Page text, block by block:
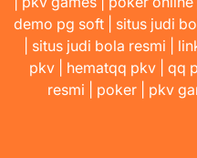
demo pg soft| situs judi
situs judi bola resmi
pkv
hematqq pkv qq
resmi
poker pkv